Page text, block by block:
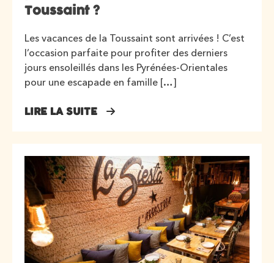
Toussaint ?
Les vacances de la Toussaint sont arrivées ! C’est
l’occasion parfaite pour profiter des derniers
jours ensoleillés dans les Pyrénées-Orientales
pour une escapade en famille […]
LIRE LA SUITE